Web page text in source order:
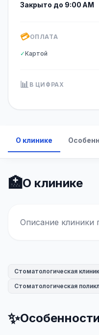
Закрыто до 9:00 AM
💳ОПЛАТА
✓Картой
📊 В ЦИФРАХ
О клинике
🏥О клинике
Описание клиники
Стоматологическая
Стоматологическая
✨